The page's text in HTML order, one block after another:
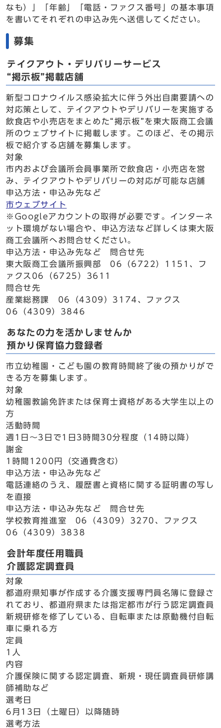
なも）」「年齢」「電話・ファクス番号」の基本事項
を書いてそれぞれの申込み先へ送信してください。
募集
テイクアウト・デリバリーサービス
“掲示板”掲載店舗
新型コロナウイルス感染拡大に伴う外出自粛要請への
対応策として、テイクアウトやデリバリーを実施する
飲食店や小売店をまとめた“掲示板”を東大阪商工会議
所のウェブサイトに掲載します。このほど、その掲示
板で紹介する店舗を募集します。
対象
市内および会議所会員事業所で飲食店・小売店を営
み、テイクアウトやデリバリーの対応が可能な店舗
申込方法・申込み先など
市ウェブサイト
※Googleアカウントの取得が必要です。インターネ
ット環境がない場合や、申込方法など詳しくは東大阪
商工会議所へお問合せください。
申込方法・申込み先など 問合せ先
東大阪商工会議所振興部 06（6722）1151、フ
ァクス06（6725）3611
問合せ先
産業総務課 06（4309）3174、ファクス
06（4309）3846
あなたの力を活かしませんか
預かり保育協力登録者
市立幼稚園・こども園の教育時間終了後の預かりがで
きる方を募集します。
対象
幼稚園教諭免許または保育士資格がある大学生以上の
方
活動時間
週1日～3日で1日3時間30分程度（14時以降）
謝金
1時間1200円（交通費含む）
申込方法・申込み先など
電話連絡のうえ、履歴書と資格に関する証明書の写し
を直接
申込方法・申込み先など 問合せ先
学校教育推進室 06（4309）3270、ファクス
06（4309）3838
会計年度任用職員
介護認定調査員
対象
都道府県知事が作成する介護支援専門員名簿に登録さ
れており、都道府県または指定都市が行う認定調査員
新規研修を修了している、自転車または原動機付自転
車に乗れる方
定員
1人
内容
介護保険に関する認定調査、新規・現任調査員研修講
師補助など
選考日
6月13日（土曜日）以降随時
選考方法